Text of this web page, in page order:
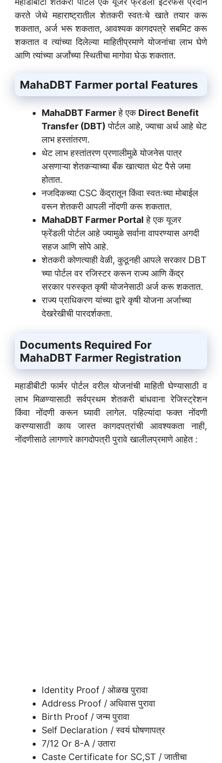
करते जेथे महाराष्ट्रातील शेतकरी स्वतःचे खाते तयार करू
शकतात, अर्ज भरू शकतात, आवश्यक कागदपत्रे सबमिट करू
शकतात व त्यांच्या दिलेल्या माहितीप्रमाणे योजनांचा लाभ घेणे
आणि त्यांच्या अर्जांच्या स्थितीचा मागोवा घेऊ शकतात.
MahaDBT Farmer portal Features
MahaDBT Farmerहे एक Direct Benefit
Transfer (DBT) पोर्टल आहे, ज्याचा अर्थ आहे थेट
लाभ हस्तांतरण.
थेट लाभ हस्तांतरण प्रणालीमुळे योजनेस पात्र
असणाऱ्या शेतकऱ्याच्या बँक खात्यात थेट पैसे जमा
होतात.
नजदिकच्या CSC केंद्रातून किंवा स्वतःच्या मोबाईल
वरून शेतकरी आपली नोंदणी करू शकतात.
MahaDBT Farmer Portal हे एक यूजर
फ्रेंडली पोर्टल आहे ज्यामुळे सर्वाना वापरण्यास अगदी
सहज आणि सोपे आहे.
शेतकरी कोणत्याही वेळी, कुठूनही आपले सरकार DBT
च्या पोर्टल वर रजिस्टर करून राज्य आणि केंद्र
सरकार परुस्कृत कृषी योजनेसाठी अर्ज करू शकतात.
राज्य प्राधिकरण यांच्या द्वारे कृषी योजना अर्जाच्या
देखरेखीची पारदर्शकता.
Documents Required For
MahaDBT Farmer Registration
महाडीबीटी फार्मर पोर्टल वरील योजनांची माहिती घेण्यासाठी व
लाभ मिळण्यासाठी सर्वप्रथम शेतकरी बांधवाना रेजिस्ट्रेशन
किंवा नोंदणी करून घ्यावी लागेल. पहिल्यांदा फक्त नोंदणी
करण्यासाठी काय जास्त कागदपत्रांची आवश्यकता नाही,
नोंदणीसाठे लागणारे कागदोपत्री पुरावे खालीलप्रमाणे आहेत :
Identity Proof / ओळख पुरावा
Address Proof / अधिवास पुरावा
Birth Proof / जन्म पुरावा
Self Declaration / स्वयं घोषणापत्र
7/12 Or 8-A / उतारा
Caste Certificate for SC,ST / जातीचा